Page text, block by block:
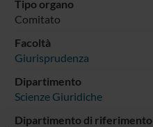
Tipo organo
Comitato
Facoltà
Giurisprudenza
Dipartimento
Scienze Giuridiche
Dipartimento di riferimento